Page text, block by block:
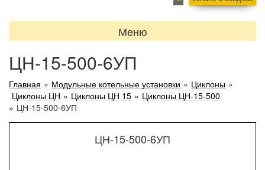
Меню
ЦН-15-500-6УП
Главная » Модульные котельные установки » Циклоны »
Циклоны ЦН » Циклоны ЦН 15 » Циклоны ЦН-15-500
» ЦН-15-500-6УП
ЦН-15-500-6УП